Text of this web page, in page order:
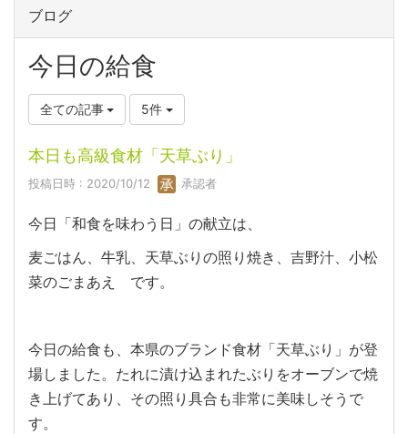
ブログ
今日の給食
全ての記事 5件
本日も高級食材「天草ぶり」
投稿日時 : 2020/10/12 承認者
今日「和食を味わう日」の献立は、
麦ごはん、牛乳、天草ぶりの照り焼き、吉野汁、小松
菜のごまあえ です。
今日の給食も、本県のブランド食材「天草ぶり」が登
場しました。たれに漬け込まれたぶりをオーブンで焼
き上げてあり、その照り具合も非常に美味しそうで
す。